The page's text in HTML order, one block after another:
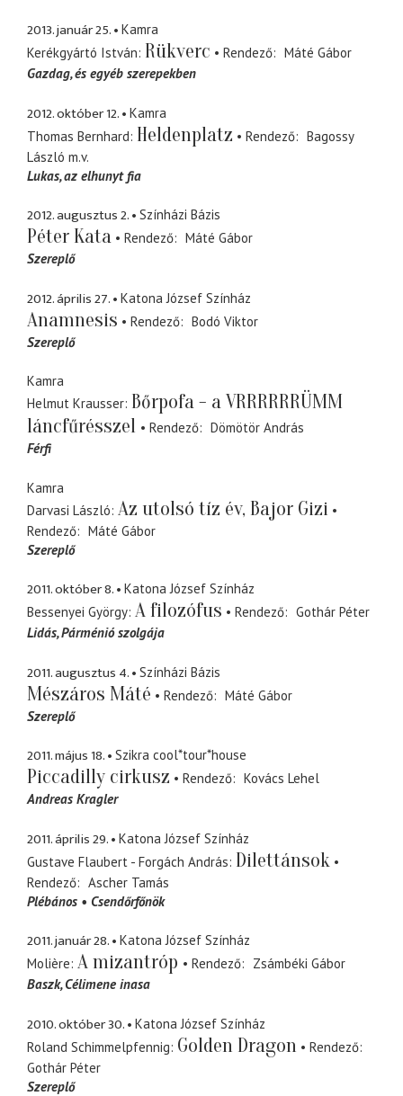
2013. január 25.
Kamra
Kerékgyártó István Rükverc Rendező
Máté Gábor
Gazdag és egyéb szerepekben
2012. október 12.
Kamra
Thomas Bernhard Heldenplatz Rendező
Bagossy
László m.v.
Lukas az elhunyt fia
2012. augusztus 2. Színházi Bázis
Péter Kata Rendező
Máté Gábor
Szereplő
2012. április 27. Katona József Színház
Anamnesis Rendező
Bodó Viktor
Szereplő
Kamra
Helmut Krausser Bőrpofa - a VRRRRRRÜMM
láncfűrésszel
Rendező
Dömötör András
Férfi
Kamra
Darvasi László Az utolsó tíz év, Bajor Gizi
Rendező
Máté Gábor
Szereplő
2011. október 8.
Katona József Színház
Bessenyei György A filozófus Rendező
Gothár Péter
Lidás Párménió szolgája
2011. augusztus 4. Színházi Bázis
Mészáros Máté Rendező
Máté Gábor
Szereplő
2011. május 18. Szikra cool*tour*house
Piccadilly cirkusz Rendező
Kovács Lehel
Andreas Kragler
2011. április 29.
Katona József Színház
Gustave Flaubert - Forgách András Dilettánsok
Rendező
Ascher Tamás
Plébános
Csendőrfőnök
2011. január 28.
Katona József Színház
Molière A mizantróp Rendező
Zsámbéki Gábor
Baszk Célimene inasa
2010. október 30.
Katona József Színház
Roland Schimmelpfennig Golden Dragon
Rendező
Gothár Péter
Szereplő